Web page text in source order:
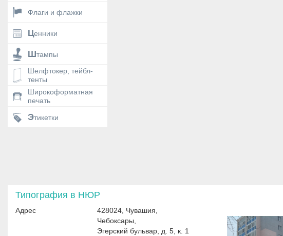
Флаги и флажки
Ценники
Штампы
Шелфтокер, тейбл-
тенты
Широкоформатная
печать
Этикетки
Типография в НЮР
Адрес
428024, Чувашия,
Чебоксары,
Эгерский бульвар, д. 5, к. 1